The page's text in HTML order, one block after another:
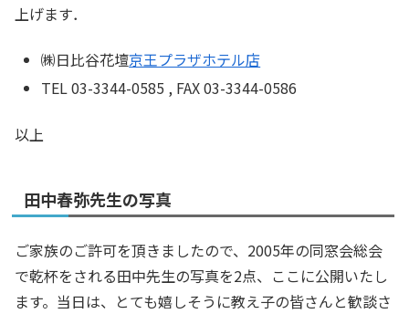
上げます．
㈱日比谷花壇京王プラザホテル店
TEL 03-3344-0585 , FAX 03-3344-0586
以上
田中春弥先生の写真
ご家族のご許可を頂きましたので、2005年の同窓会総会
で乾杯をされる田中先生の写真を2点、ここに公開いたし
ます。当日は、とても嬉しそうに教え子の皆さんと歓談さ